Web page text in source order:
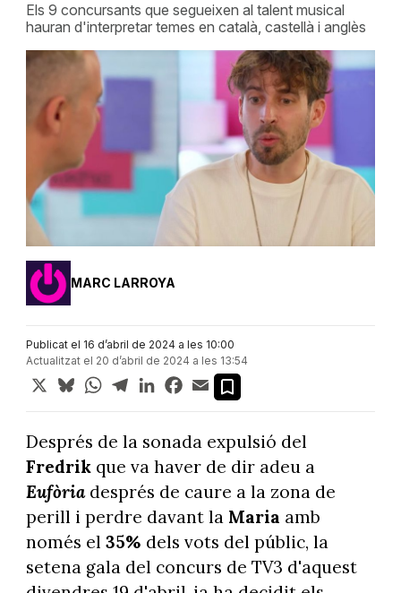
Els 9 concursants que segueixen al talent musical
hauran d'interpretar temes en català, castellà i anglès
MARC LARROYA
Publicat el 16 d’abril de 2024 a les 10:00
Actualitzat el 20 d’abril de 2024 a les 13:54
X BlueskyWhatsApp
TelegramLinkedInFacebook
Email
Després de la sonada expulsió del
Fredrikque va haver de dir adeu a
Eufòriadesprés de caure a la zona de
perill i perdre davant la Maria amb
només el 35% dels vots del públic, la
setena gala del concurs de TV3 d'aquest